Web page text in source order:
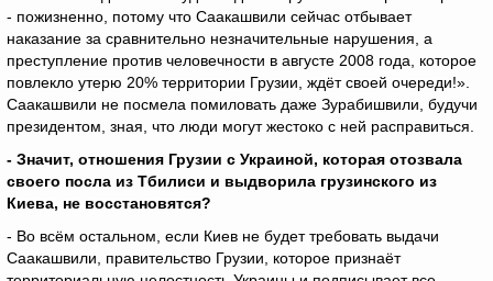
- пожизненно, потому что Саакашвили сейчас отбывает
наказание за сравнительно незначительные нарушения, а
преступление против человечности в августе 2008 года, которое
повлекло утерю 20% территории Грузии, ждёт своей очереди!».
Саакашвили не посмела помиловать даже Зурабишвили, будучи
президентом, зная, что люди могут жестоко с ней расправиться.
- Значит, отношения Грузии с Украиной, которая отозвала
своего посла из Тбилиси и выдворила грузинского из
Киева, не восстановятся?
- Во всём остальном, если Киев не будет требовать выдачи
Саакашвили, правительство Грузии, которое признаёт